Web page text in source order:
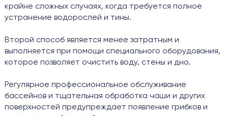
О КОМПАНИИ
крайне сложных случаях, когда требуется полное
устранение водорослей и тины.
Второй способ является менее затратным и
выполняется при помощи специального оборудования,
которое позволяет очистить воду, стены и дно.
Регулярное профессиональное обслуживание
бассейнов и тщательная обработка чаши и других
поверхностей предупреждает появление грибков и
РАССЧИТАТЬ
политикой конфиденциальности
ВЫЗВАТЬ МАСТЕРА
политикой конфиденциальности